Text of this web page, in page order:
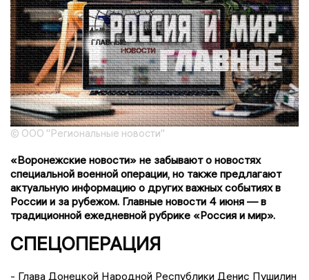
© ООО "Региональные новости"
«Воронежские новости» не забывают о новостях
специальной военной операции, но также предлагают
актуальную информацию о других важных событиях в
России и за рубежом. Главные новости 4 июня — в
традиционной ежедневной рубрике «Россия и мир».
СПЕЦОПЕРАЦИЯ
- Глава Донецкой Народной Республики Денис Пушилин